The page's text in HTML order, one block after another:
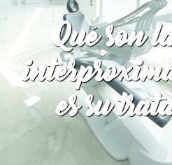
Qué son
es su